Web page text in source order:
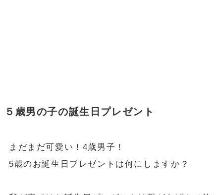
５歳男の子の誕生日プレゼント
まだまだ可愛い！4歳男子！
5歳のお誕生日プレゼントは何にしますか？